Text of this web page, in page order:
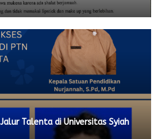
Talenta di Universitas Syiah